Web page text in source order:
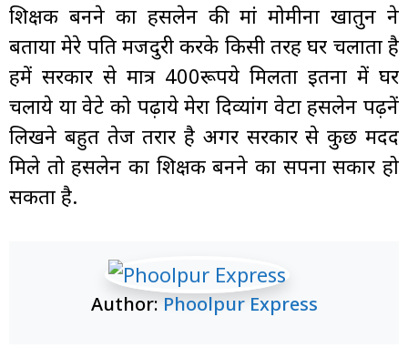
शिक्षक बनने का हसलेन की मां मोमीना खातुन ने
बताया मेरे पति मजदुरी करके किसी तरह घर चलाता है
हमें सरकार से मात्र 400रूपये मिलता इतना में घर
चलाये या वेटे को पढ़ाये मेरा दिव्यांग वेटा हसलेन पढ़नें
लिखने बहुत तेज तर्रार है अगर सरकार से कुछ मदद
मिले तो हसलेन का शिक्षक बनने का सपना सकार हो
सकता है.
Author:Phoolpur Express